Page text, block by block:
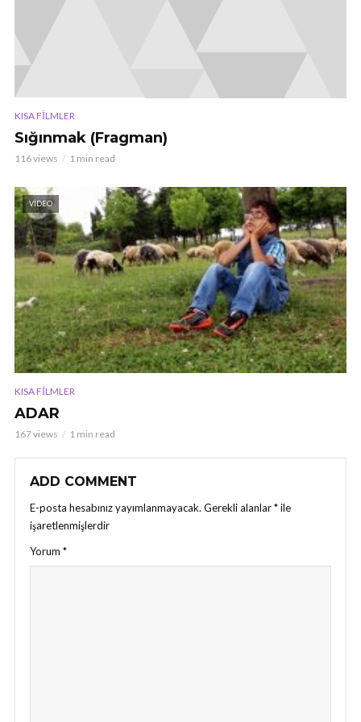
KISA FILMLER
Sığınmak (Fragman)
116 views 1 min read
VIDEO
KISA FILMLER
ADAR
167 views 1 min read
ADD COMMENT
E-posta hesabınız yayımlanmayacak. Gerekli alanlar*ile
işaretlenmişlerdir
Yorum *